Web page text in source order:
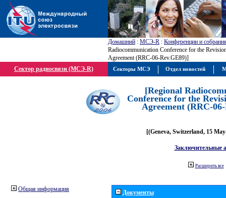
Домашний : МСЭ-R : Конференции и
Radiocommunication Conference for the
Agreement (RRC-06-Rev.GE89)]
Сектор радиосвязи (МСЭ-R)
[Regional
Conference for the
Agreement (RRC-
[(Geneva, Switzerland, 15
Заключительные
Расширить все
Общая информация Документы
Секторы МСЭ Отдел новостей